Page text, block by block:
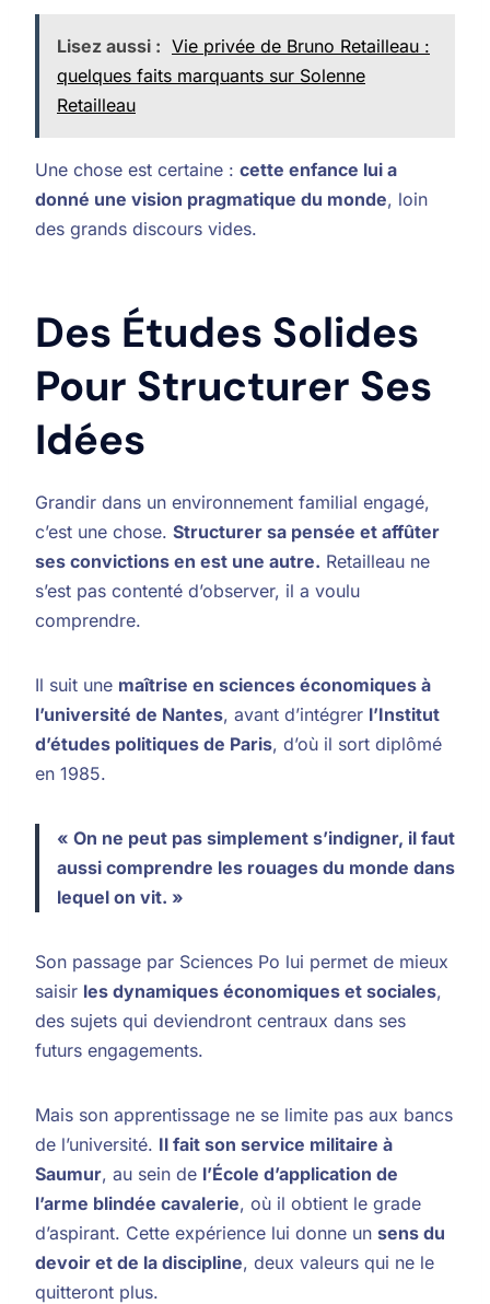
Lisez aussi : Vie privée de Bruno Retailleau :
quelques faits marquants sur Solenne
Retailleau
Une chose est certaine : cette enfance lui a
donné une vision pragmatique du monde, loin
des grands discours vides.
Des Études Solides
Pour Structurer Ses
Idées
Grandir dans un environnement familial engagé,
c’est une chose. Structurer sa pensée et affûter
ses convictions en est une autre. Retailleau ne
s’est pas contenté d’observer, il a voulu
comprendre.
Il suit une maîtrise en sciences économiques à
l’université de Nantes, avant d’intégrer l’Institut
d’études politiques de Paris, d’où il sort diplômé
en 1985.
« On ne peut pas simplement s’indigner, il faut
aussi comprendre les rouages du monde dans
lequel on vit. »
Son passage par Sciences Po lui permet de mieux
saisir les dynamiques économiques et sociales,
des sujets qui deviendront centraux dans ses
futurs engagements.
Mais son apprentissage ne se limite pas aux bancs
de l’université. Il fait son service militaire à
Saumur, au sein de l’École d’application de
l’arme blindée cavalerie, où il obtient le grade
d’aspirant. Cette expérience lui donne un sens du
devoir et de la discipline, deux valeurs qui ne le
quitteront plus.